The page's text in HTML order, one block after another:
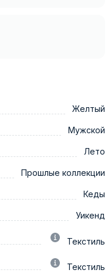
Желтый
Мужской
Лето
Прошлые коллекции
Кеды
Уикенд
Текстиль
Текстиль